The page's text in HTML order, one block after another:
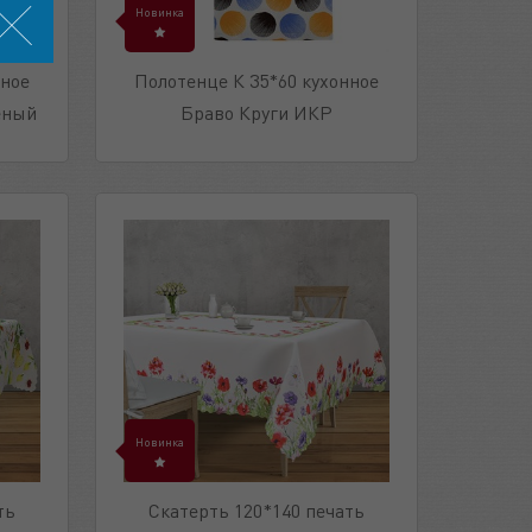
Новинка
Полотенце К 35*60 кухонное
Браво Круги ИКР
Новинка
Скатерть 120*140 печать